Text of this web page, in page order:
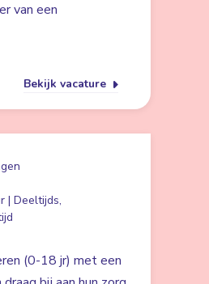
van een
Bekijk vacature
| Deeltijds,
(0-18 jr) met een